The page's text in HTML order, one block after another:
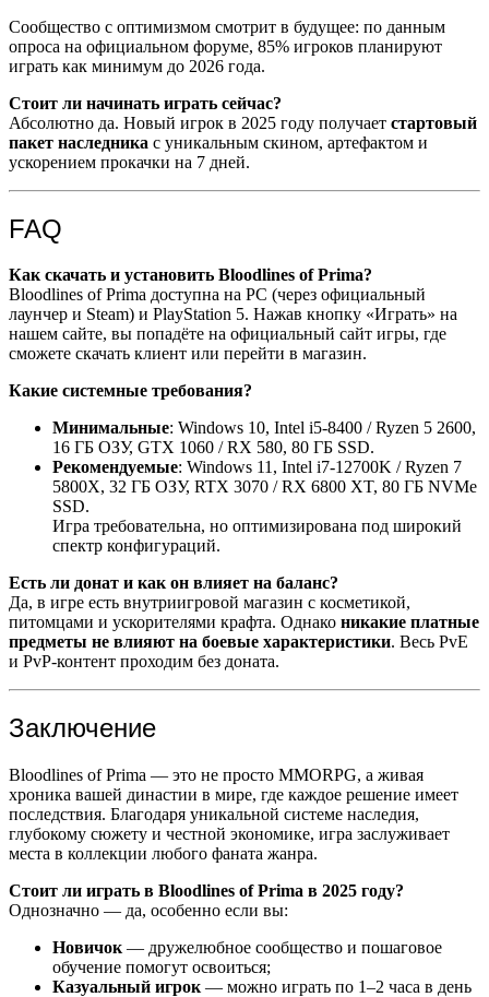
Сообщество с оптимизмом смотрит в будущее: по данным
опроса на официальном форуме, 85% игроков планируют
играть как минимум до 2026 года.
Стоит ли начинать играть сейчас?
Абсолютно да. Новый игрок в 2025 году получает стартовый
пакет наследника с уникальным скином, артефактом и
ускорением прокачки на 7 дней.
FAQ
Как скачать и установить Bloodlines of Prima?
Bloodlines of Prima доступна на PC (через официальный
лаунчер и Steam) и PlayStation 5. Нажав кнопку «Играть» на
нашем сайте, вы попадёте на официальный сайт игры, где
сможете скачать клиент или перейти в магазин.
Какие системные требования?
Минимальные: Windows 10, Intel i5-8400 / Ryzen 5 2600,
16 ГБ ОЗУ, GTX 1060 / RX 580, 80 ГБ SSD.
Рекомендуемые: Windows 11, Intel i7-12700K / Ryzen 7
5800X, 32 ГБ ОЗУ, RTX 3070 / RX 6800 XT, 80 ГБ NVMe
SSD.
Игра требовательна, но оптимизирована под широкий
спектр конфигураций.
Есть ли донат и как он влияет на баланс?
Да, в игре есть внутриигровой магазин с косметикой,
питомцами и ускорителями крафта. Однако никакие платные
предметы не влияют на боевые характеристики. Весь PvE
и PvP-контент проходим без доната.
Заключение
Bloodlines of Prima — это не просто MMORPG, а живая
хроника вашей династии в мире, где каждое решение имеет
последствия. Благодаря уникальной системе наследия,
глубокому сюжету и честной экономике, игра заслуживает
места в коллекции любого фаната жанра.
Стоит ли играть в Bloodlines of Prima в 2025 году?
Однозначно — да, особенно если вы:
Новичок — дружелюбное сообщество и пошаговое
обучение помогут освоиться;
Казуальный игрок — можно играть по 1–2 часа в день